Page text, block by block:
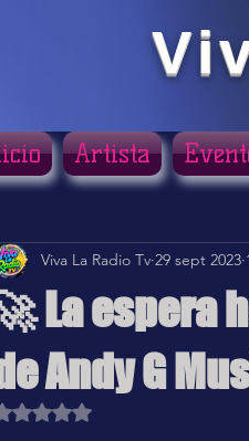
La espera
Andy G
Viva La Radio Tv 29 sept 2023
Obtuvo NaN de 5 estrellas.
Artista